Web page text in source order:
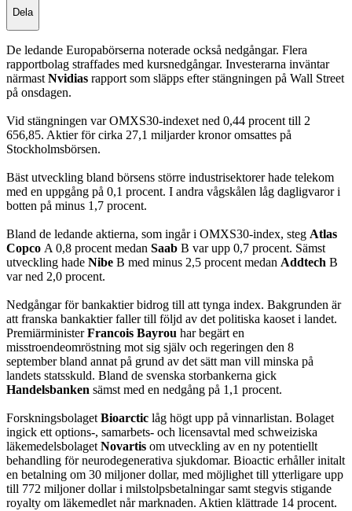
Dela
De ledande Europabörserna noterade också nedgångar. Flera
rapportbolag straffades med kursnedgångar. Investerarna inväntar
närmastNvidias rapport som släpps efter stängningen på Wall Street
på onsdagen.
Vid stängningen var OMXS30-indexet ned 0,44 procent till 2
656,85. Aktier för cirka 27,1 miljarder kronor omsattes på
Stockholmsbörsen.
Bäst utveckling bland börsens större industrisektorer hade telekom
med en uppgång på 0,1 procent. I andra vågskålen låg dagligvaror i
botten på minus 1,7 procent.
Bland de ledande aktierna, som ingår i OMXS30-index, steg Atlas
Copco A 0,8 procent medan Saab B var upp 0,7 procent. Sämst
utveckling hade Nibe B med minus 2,5 procent medan Addtech B
var ned 2,0 procent.
Nedgångar för bankaktier bidrog till att tynga index. Bakgrunden är
att franska bankaktier faller till följd av det politiska kaoset i landet.
PremiärministerFrancois Bayrou har begärt en
misstroendeomröstning mot sig själv och regeringen den 8
september bland annat på grund av det sätt man vill minska på
landets statsskuld. Bland de svenska storbankerna gick
Handelsbanken sämst med en nedgång på 1,1 procent.
ForskningsbolagetBioarctic låg högt upp på vinnarlistan. Bolaget
ingick ett options-, samarbets- och licensavtal med schweiziska
läkemedelsbolagetNovartis om utveckling av en ny potentiellt
behandling för neurodegenerativa sjukdomar. Bioactic erhåller initalt
en betalning om 30 miljoner dollar, med möjlighet till ytterligare upp
till 772 miljoner dollar i milstolpsbetalningar samt stegvis stigande
royalty om läkemedlet når marknaden. Aktien klättrade 14 procent.